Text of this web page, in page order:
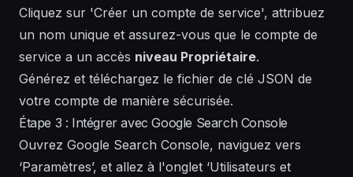
Cliquez sur 'Créer un compte de service', attribuez
un nom unique et assurez-vous que le compte de
service a un accès niveau Propriétaire.
Générez et téléchargez le fichier de clé JSON de
votre compte de manière sécurisée.
Étape 3 : Intégrer avec Google Search Console
Ouvrez Google Search Console, naviguez vers
‘Paramètres’, et allez à l'onglet ‘Utilisateurs et